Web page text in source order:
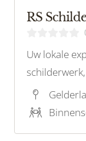
RS
Uw lokale